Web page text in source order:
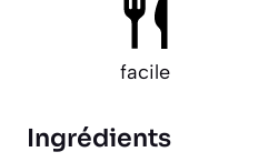
facile
Ingrédients